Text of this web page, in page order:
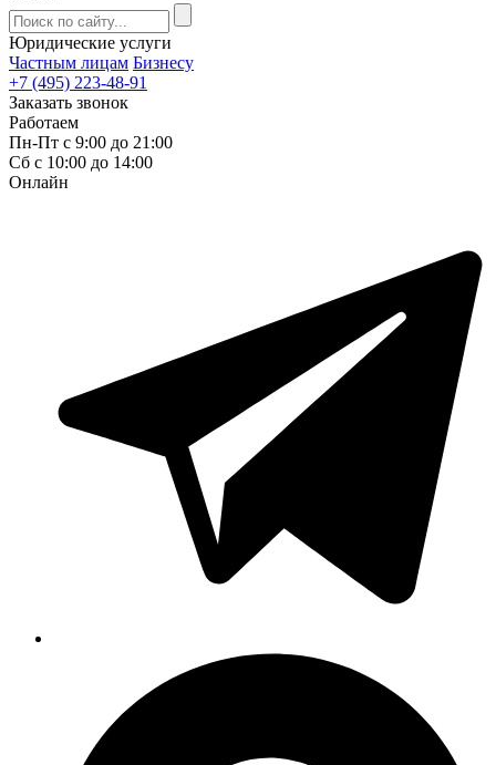
Юридические услуги
Частным лицам Бизнесу
+7 (495) 223-48-91
Заказать звонок
Работаем
Пн-Пт с 9:00 до 21:00
Сб с 10:00 до 14:00
Онлайн